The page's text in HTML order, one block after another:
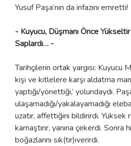
Yusuf Paşa’nın da infazını emretti!
- Kuyucu, Düşmanı Önce
Saplardı… -
Tarihçilerin ortak yargısı: Kuyucu
kişi ve kitlelere karşı aldatma
yaptığı/yönettiği,’ yolundaydı.
ulaşamadığı/yakalayamadığı
uzatır, affettiğini bildirirdi.
kamaştırır, yanına çekerdi.
boğazlarını sık(tır)ıverirdi.